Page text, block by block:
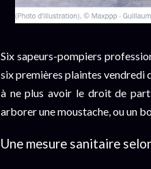
Six sapeurs-pompiers
six premières plaintes vendredi
à ne plus avoir le droit de
arborer une moustache, ou un
Une mesure sanitaire